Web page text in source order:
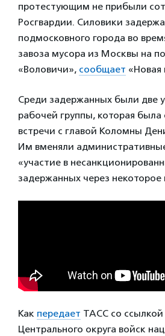
протестующим не прибыли
Росгвардии. Силовики
подмосковного города во
завоза мусора из Москвы на
«Воловичи», сообщает «Новая
Среди задержанных были две
рабочей группы, которая была
встречи с главой Коломны
Им вменяли
«участие в
задержанных через некоторое
Как передает ТАСС со ссылкой
Центрального округа войск